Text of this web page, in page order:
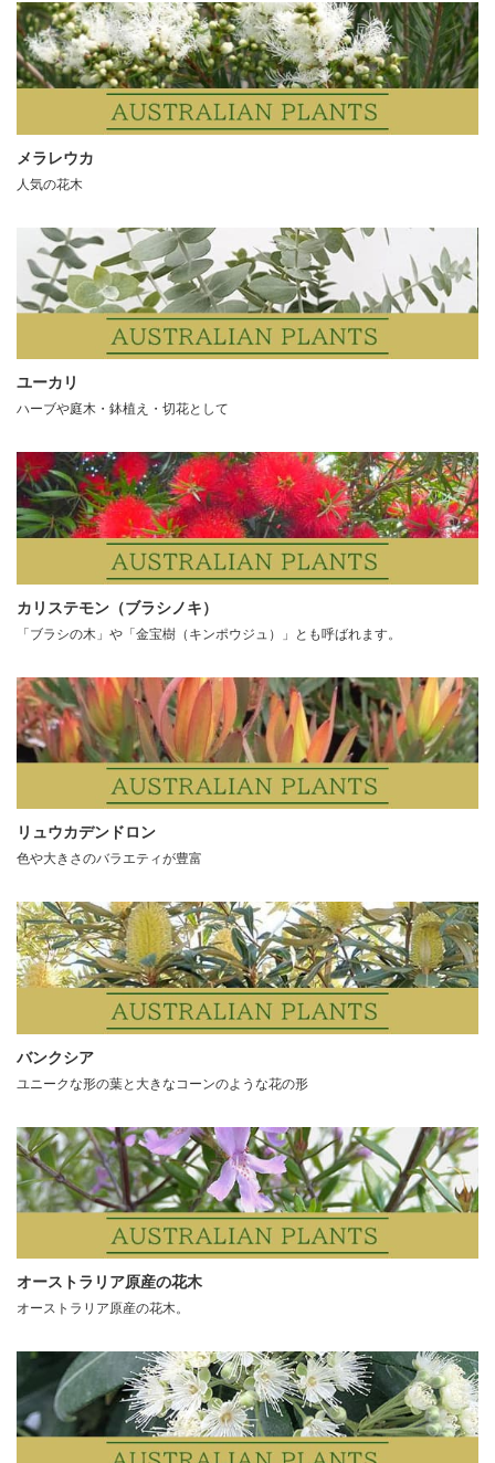
メラレウカ
人気の花木
ユーカリ
ハーブや庭木・鉢植え・切花として
カリステモン（ブラシノキ）
「ブラシの木」や「金宝樹（キンポウジュ）」とも呼ばれます。
リュウカデンドロン
色や大きさのバラエティが豊富
バンクシア
ユニークな形の葉と大きなコーンのような花の形
オーストラリア原産の花木
オーストラリア原産の花木。